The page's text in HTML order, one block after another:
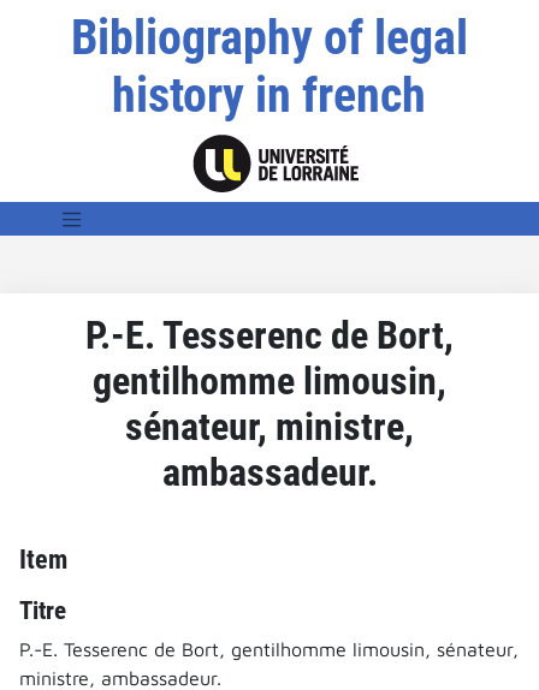
Bibliography of legal
history in french
P.-E. Tesserenc de Bort,
gentilhomme limousin,
sénateur, ministre,
ambassadeur.
Item
Titre
P.-E. Tesserenc de Bort, gentilhomme limousin, sénateur,
ministre, ambassadeur.